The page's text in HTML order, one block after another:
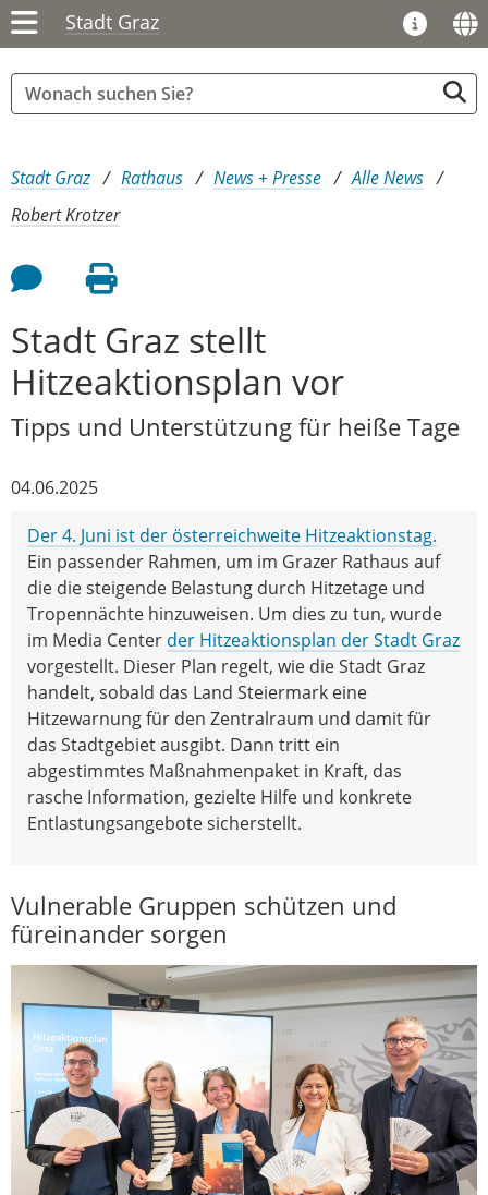
Stadt Graz
Sie sind hier:
Stadt Graz Rathaus News + Presse
Alle News
Robert Krotzer
Feedback an Autor
Seite drucken
Stadt Graz stellt
Hitzeaktionsplan vor
Tipps und Unterstützung für heiße Tage
04.06.2025
Der 4. Juni ist der österreichweite Hitzeaktionstag.
Ein passender Rahmen, um im Grazer Rathaus auf
die die steigende Belastung durch Hitzetage und
Tropennächte hinzuweisen. Um dies zu tun, wurde
im Media Center der Hitzeaktionsplan der Stadt Graz
vorgestellt. Dieser Plan regelt, wie die Stadt Graz
handelt, sobald das Land Steiermark eine
Hitzewarnung für den Zentralraum und damit für
das Stadtgebiet ausgibt. Dann tritt ein
abgestimmtes Maßnahmenpaket in Kraft, das
rasche Information, gezielte Hilfe und konkrete
Entlastungsangebote sicherstellt.
Vulnerable Gruppen schützen und
füreinander sorgen